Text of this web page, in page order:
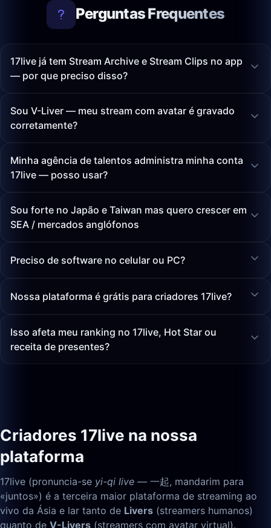
Perguntas Frequentes
17live já tem Stream Archive e Stream Clips no app
— por que preciso disso?
Sou V-Liver — meu stream com avatar é gravado
corretamente?
Minha agência de talentos administra minha conta
17live — posso usar?
Sou forte no Japão e Taiwan mas quero crescer em
SEA / mercados anglófonos
Preciso de software no celular ou PC?
Nossa plataforma é grátis para criadores 17live?
Isso afeta meu ranking no 17live, Hot Star ou
receita de presentes?
Criadores 17live na nossa
plataforma
17live (pronuncia-se yi-qi live — 一起, mandarim para
«juntos») é a terceira maior plataforma de streaming ao
vivo da Ásia e lar tanto de Livers (streamers humanos)
quanto de V-Livers (streamers com avatar virtual).